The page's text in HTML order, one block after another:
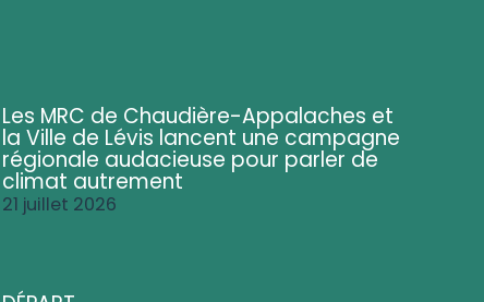
Les MRC de Chaudière-Appalaches et
la Ville de Lévis lancent une campagne
régionale audacieuse pour parler de
climat autrement
21 juillet 2026